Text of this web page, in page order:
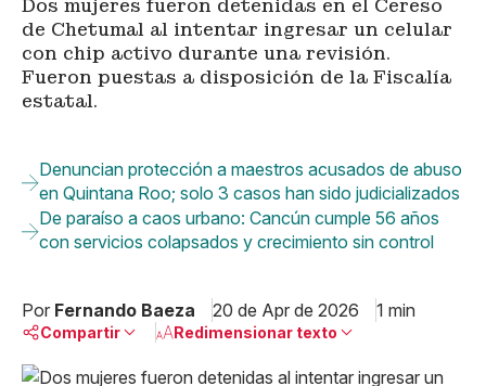
Dos mujeres fueron detenidas en el Cereso
de Chetumal al intentar ingresar un celular
con chip activo durante una revisión.
Fueron puestas a disposición de la Fiscalía
estatal.
Denuncian protección a maestros acusados de abuso
en Quintana Roo; solo 3 casos han sido judicializados
De paraíso a caos urbano: Cancún cumple 56 años
con servicios colapsados y crecimiento sin control
Por Fernando Baeza 20 de Apr de 2026 1 min
Compartir Redimensionar texto